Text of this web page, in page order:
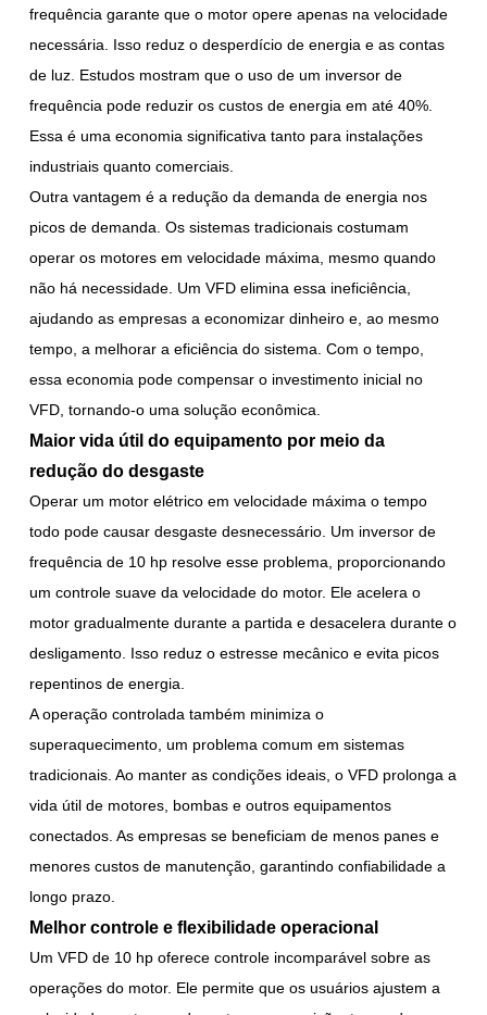
frequência garante que o motor opere apenas na velocidade
necessária. Isso reduz o desperdício de energia e as contas
de luz. Estudos mostram que o uso de um inversor de
frequência pode reduzir os custos de energia em até 40%.
Essa é uma economia significativa tanto para instalações
industriais quanto comerciais.
Outra vantagem é a redução da demanda de energia nos
picos de demanda. Os sistemas tradicionais costumam
operar os motores em velocidade máxima, mesmo quando
não há necessidade. Um VFD elimina essa ineficiência,
ajudando as empresas a economizar dinheiro e, ao mesmo
tempo, a melhorar a eficiência do sistema. Com o tempo,
essa economia pode compensar o investimento inicial no
VFD, tornando-o uma solução econômica.
Maior vida útil do equipamento por meio da
redução do desgaste
Operar um motor elétrico em velocidade máxima o tempo
todo pode causar desgaste desnecessário. Um inversor de
frequência de 10 hp resolve esse problema, proporcionando
um controle suave da velocidade do motor. Ele acelera o
motor gradualmente durante a partida e desacelera durante o
desligamento. Isso reduz o estresse mecânico e evita picos
repentinos de energia.
A operação controlada também minimiza o
superaquecimento, um problema comum em sistemas
tradicionais. Ao manter as condições ideais, o VFD prolonga a
vida útil de motores, bombas e outros equipamentos
conectados. As empresas se beneficiam de menos panes e
menores custos de manutenção, garantindo confiabilidade a
longo prazo.
Melhor controle e flexibilidade operacional
Um VFD de 10 hp oferece controle incomparável sobre as
operações do motor. Ele permite que os usuários ajustem a